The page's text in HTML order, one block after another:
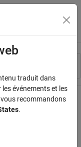
du menu
traduit dans
événements et les
recommandons
.